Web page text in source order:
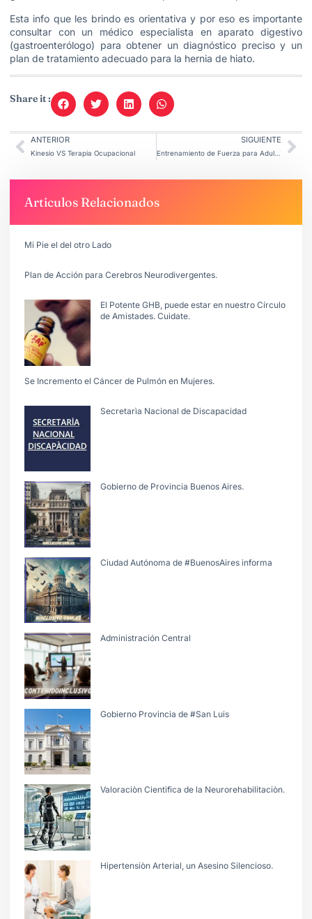
Esta info que les brindo es orientativa y por eso es importante
consultar con un médico especialista en aparato digestivo
(gastroenterólogo) para obtener un diagnóstico preciso y un
plan de tratamiento adecuado para la hernia de hiato.
Share it :
ANTERIOR
Kinesio VS Terapia Ocupacional
SIGUIENTE
Entrenamiento de Fuerza para Adultos Mayores
Articulos Relacionados
Mi Pie el del otro Lado
Plan de Acción para Cerebros Neurodivergentes.
El Potente GHB, puede estar en nuestro Círculo
de Amistades. Cuidate.
Se Incremento el Cáncer de Pulmón en Mujeres.
Secretarìa Nacional de Discapacidad
Gobierno de Provincia Buenos Aires.
Ciudad Autónoma de #BuenosAires informa
Administración Central
Gobierno Provincia de #San Luis
Valoraciòn Cientifica de la Neurorehabilitaciòn.
Hipertensiòn Arterial, un Asesino Silencioso.